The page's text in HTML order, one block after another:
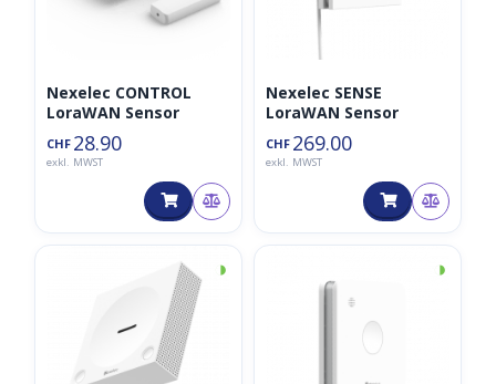
Nexelec CONTROL
LoraWAN Sensor
CHF 28.90
exkl. MWST
Nexelec SENSE
LoraWAN Sensor
CHF 269.00
exkl. MWST
◑ ◑